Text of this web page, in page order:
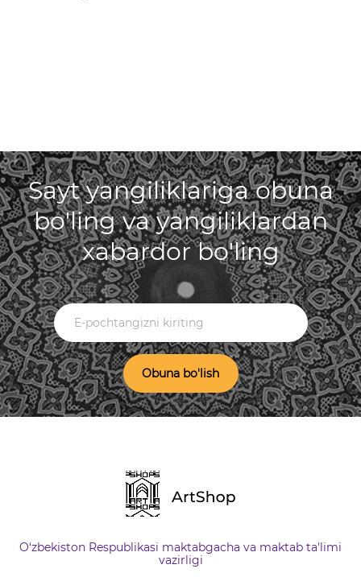
Sayt yangiliklariga obuna
bo'ling va yangiliklardan
xabardor bo'ling
Obuna bo'lish
O‘zbekiston Respublikasi maktabgacha va maktab ta'limi
vazirligi